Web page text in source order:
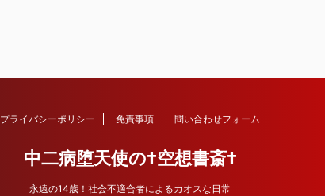
プライバシーポリシー 免責事項 問い合わせフォーム
中二病堕天使の†空想書斎†
永遠の14歳！社会不適合者によるカオスな日常